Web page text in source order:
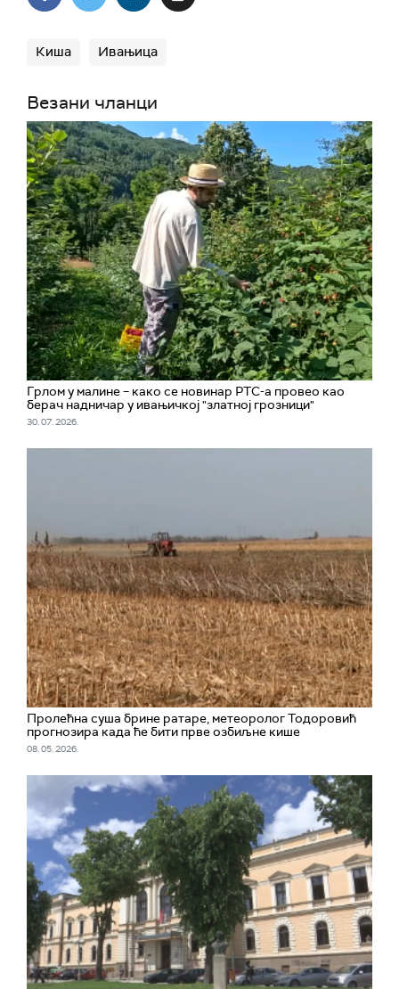
Киша Ивањица
Везани чланци
Грлом у малине – како се новинар РТС-а провео као
берач надничар у ивањичкој "златној грозници"
30. 07. 2026.
Пролећна суша брине ратаре, метеоролог Тодоровић
прогнозира када ће бити прве озбиљне кише
08. 05. 2026.